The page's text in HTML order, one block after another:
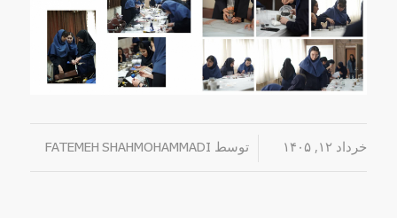
خرداد ۱۲, ۱۴۰۵ / توسط FATEMEH SHAHMOHAMMADI